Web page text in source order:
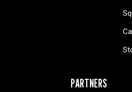
PARTNERS